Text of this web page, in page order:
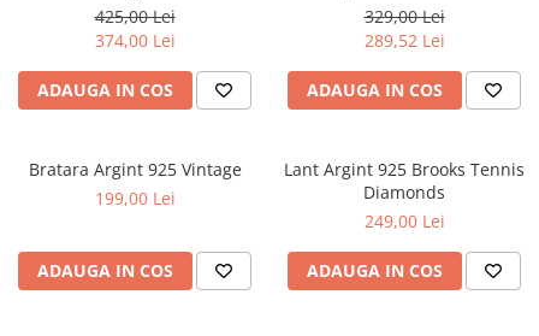
425,00 Lei
374,00 Lei
ADAUGA IN COS
329,00 Lei
289,52 Lei
ADAUGA IN COS
Bratara Argint 925 Vintage
199,00 Lei
ADAUGA IN COS
Lant Argint 925 Brooks Tennis
Diamonds
249,00 Lei
ADAUGA IN COS